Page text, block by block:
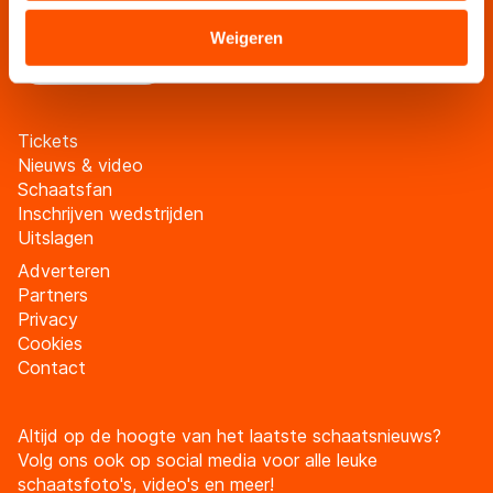
verstrekt of die zij hebben verzameld via hun services.
Sommige partners kunnen gegevens doorgeven aan
landen buiten de EU, zoals de VS, waar mogelijk geen
adequaat beschermingsniveau geldt volgens de GDPR.
overdracht. Meer informatie vindt u in ons
Weigeren
schaatsfanmailing
Meld je aan
Tickets
Nieuws & video
Schaatsfan
Inschrijven wedstrijden
Uitslagen
Adverteren
Partners
Privacy
Cookies
Contact
Altijd op de hoogte van het laatste schaatsnieuws?
Volg ons ook op social media voor alle leuke
schaatsfoto's, video's en meer!